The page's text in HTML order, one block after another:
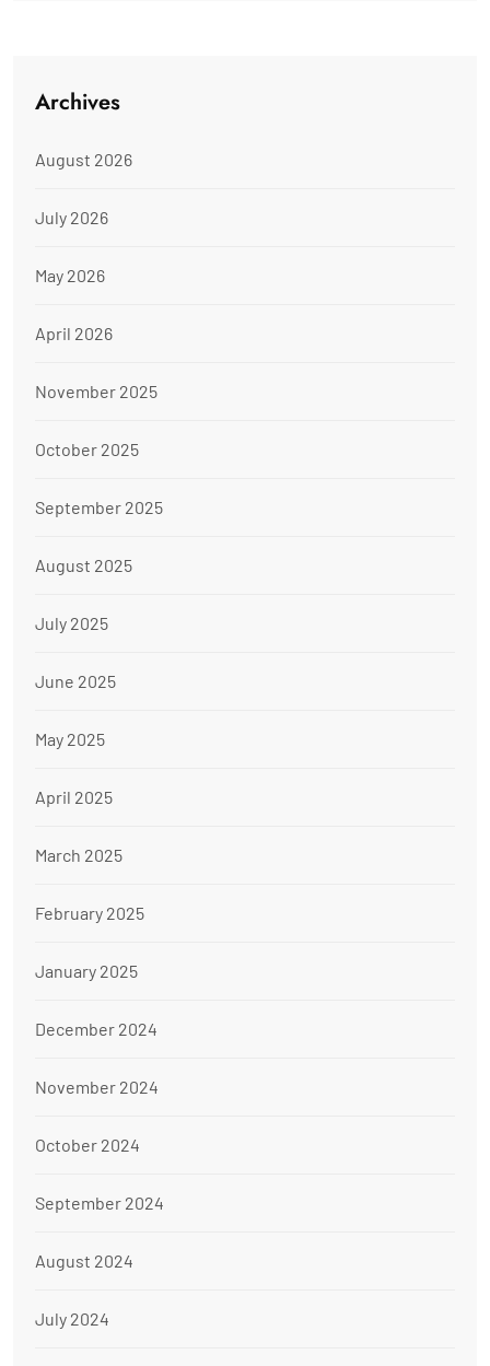
Archives
August 2026
July 2026
May 2026
April 2026
November 2025
October 2025
September 2025
August 2025
July 2025
June 2025
May 2025
April 2025
March 2025
February 2025
January 2025
December 2024
November 2024
October 2024
September 2024
August 2024
July 2024